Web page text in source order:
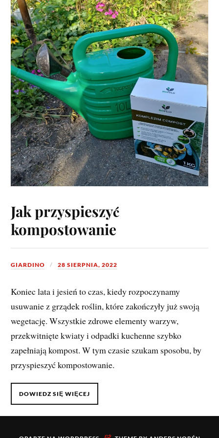
Jak przyspieszyć
kompostowanie
GIARDINO 28 SIERPNIA, 2022
Koniec lata i jesień to czas, kiedy rozpoczynamy
usuwanie z grządek roślin, które zakończyły już swoją
wegetację. Wszystkie zdrowe elementy warzyw,
przekwitnięte kwiaty i odpadki kuchenne szybko
zapełniają kompost. W tym czasie szukam sposobu, by
przyspieszyć kompostowanie.
DOWIEDZ SIĘ WIĘCEJ